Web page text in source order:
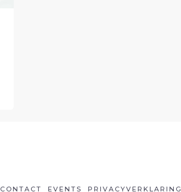
CONTACT EVENTS PRIVACYVERKLARING